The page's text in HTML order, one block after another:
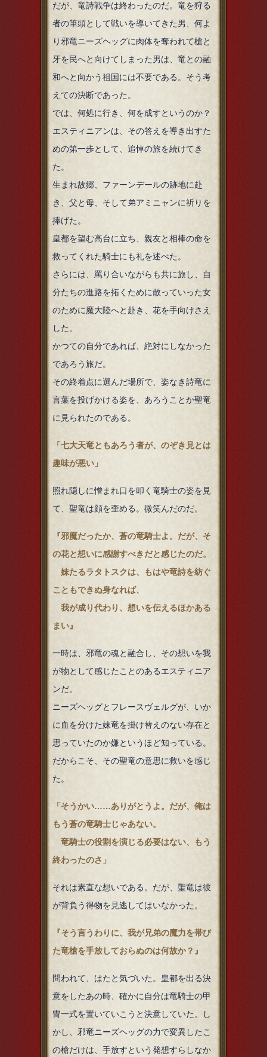
だが、竜詩戦争は終わったのだ。竜を狩る
者の筆頭として戦いを導いてきた男、何よ
り邪竜ニーズヘッグに肉体を奪われて槍と
牙を民へと向けてしまった男は、竜との融
和へと向かう祖国には不要である。そう考
えての決断であった。
では、何処に行き、何を成すというのか？
エスティニアンは、その答えを導き出すた
めの第一歩として、追悼の旅を続けてき
た。
生まれ故郷、ファーンデールの跡地に赴
き、父と母、そして弟アミニャンに祈りを
捧げた。
皇都を望む高台に立ち、親友と相棒の命を
救ってくれた騎士にも礼を述べた。
さらには、罵り合いながらも共に旅し、自
分たちの進路を拓くために散っていった女
のために魔大陸へと赴き、花を手向けさえ
した。
かつての自分であれば、絶対にしなかった
であろう旅だ。
その終着点に選んだ場所で、姿なき詩竜に
言葉を投げかける姿を、あろうことか聖竜
に見られたのである。
「七大天竜ともあろう者が、のぞき見とは
趣味が悪い」
照れ隠しに憎まれ口を叩く竜騎士の姿を見
て、聖竜は顔を歪める。微笑んだのだ。
『邪魔だったか、蒼の竜騎士よ。だが、そ
の花と想いに感謝すべきだと感じたのだ。
妹たるラタトスクは、もはや竜詩を紡ぐ
こともできぬ身なれば、
我が成り代わり、想いを伝えるほかある
まい』
一時は、邪竜の魂と融合し、その想いを我
が物として感じたことのあるエスティニア
ンだ。
ニーズヘッグとフレースヴェルグが、いか
に血を分けた妹竜を掛け替えのない存在と
思っていたのか嫌というほど知っている。
だからこそ、その聖竜の意思に救いを感じ
た。
「そうかい……ありがとうよ。だが、俺は
もう蒼の竜騎士じゃあない。
竜騎士の役割を演じる必要はない、もう
終わったのさ」
それは素直な想いである。だが、聖竜は彼
が背負う得物を見逃してはいなかった。
『そう言うわりに、我が兄弟の魔力を帯び
た竜槍を手放しておらぬのは何故か？』
問われて、はたと気づいた。皇都を出る決
意をしたあの時、確かに自分は竜騎士の甲
冑一式を置いていこうと決意していた。し
かし、邪竜ニーズヘッグの力で変異したこ
の槍だけは、手放すという発想すらしなか